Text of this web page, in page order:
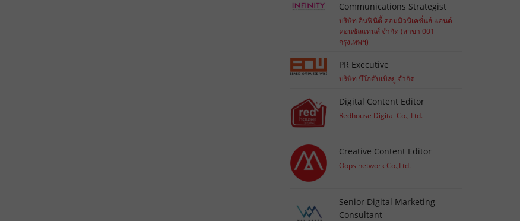
Communications Strategist
บริษัท อินฟินิตี้ คอมมิวนิเคชั่นส์ แอนด์
คอนซัลแทนส์ จำกัด (สาขา 001
กรุงเทพฯ)
PR Executive
บริษัท บีโอดับเบิลยู จำกัด
Digital Content Editor
Redhouse Digital Co., Ltd.
Creative Content Editor
Oops network Co.,Ltd.
Senior Digital Marketing
Consultant